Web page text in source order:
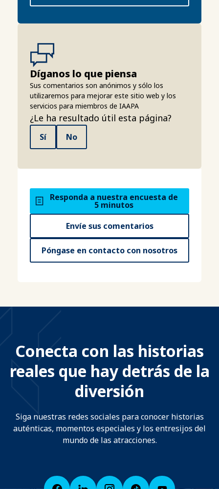
Díganos lo que piensa
Sus comentarios son anónimos y sólo los
utilizaremos para mejorar este sitio web y los
servicios para miembros de IAAPA
¿Le ha resultado útil esta página?
Sí No
Responda a nuestra encuesta de
5 minutos
Envíe sus comentarios
Póngase en contacto con nosotros
Conecta con las historias
reales que hay detrás de la
diversión
Siga nuestras redes sociales para conocer historias
auténticas, momentos especiales y los entresijos del
mundo de las atracciones.